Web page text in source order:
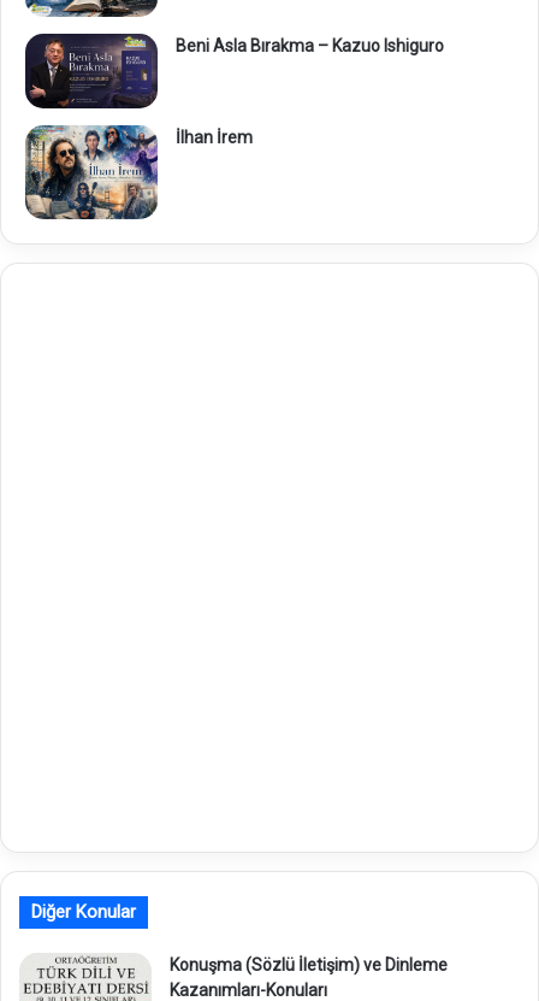
Beni Asla Bırakma – Kazuo Ishiguro
İlhan İrem
Diğer Konular
Konuşma (Sözlü İletişim) ve Dinleme
Kazanımları-Konuları